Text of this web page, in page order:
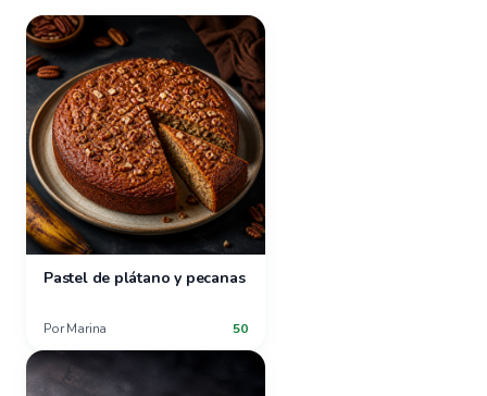
Pastel de plátano y pecanas
Por Marina 50